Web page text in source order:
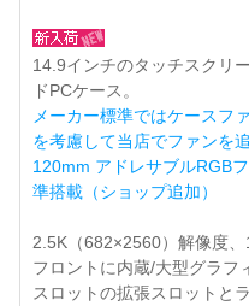
14.9インチのタッチスクリ
ドPCケース。
メーカー標準ではケースフ
を考慮して当店でファンを
120mm アドレサブルRGB
準搭載（ショップ追加）
2.5K（682×2560）解像度
フロントに内蔵/大型グラフ
スロットの拡張スロットと